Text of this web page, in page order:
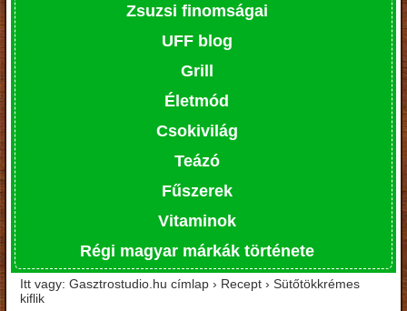
Zsuzsi finomságai
UFF blog
Grill
Életmód
Csokivilág
Teázó
Fűszerek
Vitaminok
Régi magyar márkák története
Itt vagy: Gasztrostudio.hu címlap › Recept › Sütőtökkrémes
kiflik